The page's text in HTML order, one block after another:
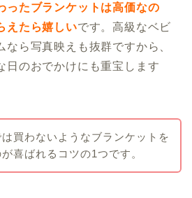
ったブランケットは高価なの
えたら嬉しいです。高級なベビ
なら写真映えも抜群ですから、
日のおでかけにも重宝します
は買わないようなブランケットを
喜ばれるコツの1つです。